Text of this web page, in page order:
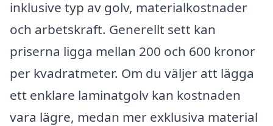
inklusive typ av golv, materialkostnader
och arbetskraft. Generellt sett kan
priserna ligga mellan 200 och 600 kronor
per kvadratmeter. Om du väljer att lägga
ett enklare laminatgolv kan kostnaden
vara lägre, medan mer exklusiva material